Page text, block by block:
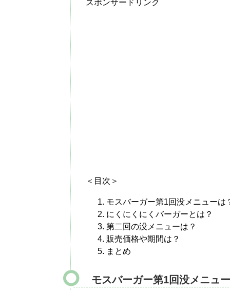
スポンサードリンク
＜目次＞
モスバーガー第1回没メニューは
にくにくにくバーガーとは？
第二回の没メニューは？
販売価格や期間は？
まとめ
モスバーガー第1回没メニュ